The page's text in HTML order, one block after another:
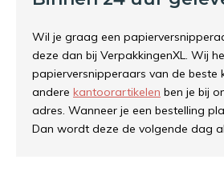
Wil je graag een
deze dan bij VerpakkingenXL. Wij
papierversnipperaars van de beste
andere kantoorartikelen ben je bij
adres. Wanneer je een bestelling
Dan wordt deze de volgende dag